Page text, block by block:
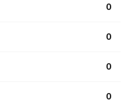
0
0
0
0